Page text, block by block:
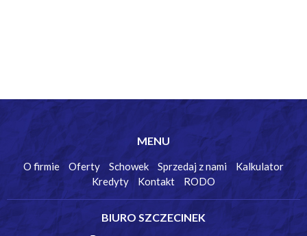
MENU
O firmie Oferty Schowek Sprzedaj z nami
Kalkulator
Kredyty
Kontakt RODO
BIURO SZCZECINEK